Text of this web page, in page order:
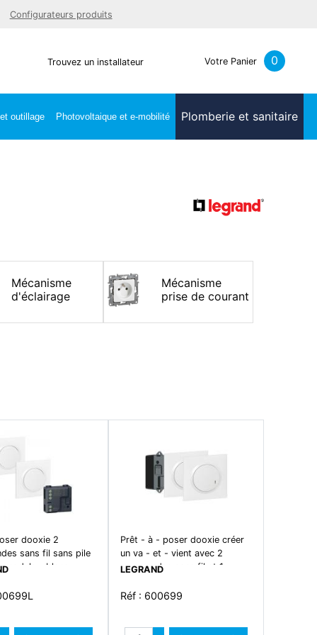
Configurateurs produits
Trouvez un installateur Votre Panier 0
outillage Photovoltaique et e-mobilité Plomberie et sanitaire
Mécanisme
d'éclairage
Mécanisme
prise de courant
dooxie 2
sans fil sans pile
- blanc
Prêt - à - poser dooxie créer
un va - et - vient avec 2
commandes sans fil et 1
blanc
LEGRAND
Réf : 600699